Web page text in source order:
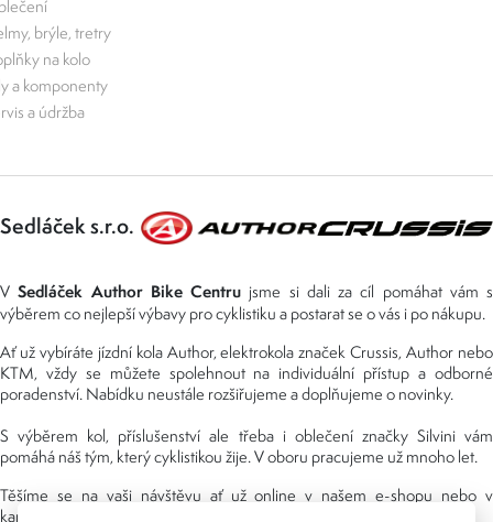
brýle, tretry
na kolo
a komponenty
a údržba
Sedláček s.r.o.
VSedláček Author Bike Centru jsme si dali za cíl pomáhat vám s
výběrem co nejlepší výbavy pro cyklistiku a postarat se o vás i po nákupu.
Ať už vybíráte jízdní kola Author, elektrokola značek Crussis, Author nebo
KTM, vždy se můžete spolehnout na individuální přístup a odborné
poradenství. Nabídku neustále rozšiřujeme a doplňujeme o novinky.
S výběrem kol, příslušenství ale třeba i oblečení značky Silvini vám
pomáhá náš tým, který cyklistikou žije. V oboru pracujeme už mnoho let.
Těšíme se na vaši návštěvu ať už online v našem e-shopu nebo v
kamenné prodejně, kterou najdete v NS (nákupní středisko) URAN.